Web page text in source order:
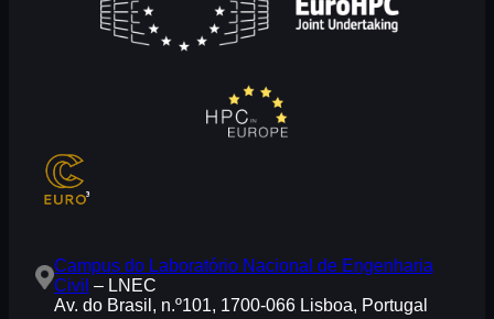
Campus do Laboratório Nacional de Engenharia
Civil – LNEC
Av. do Brasil, n.º101, 1700-066 Lisboa, Portugal